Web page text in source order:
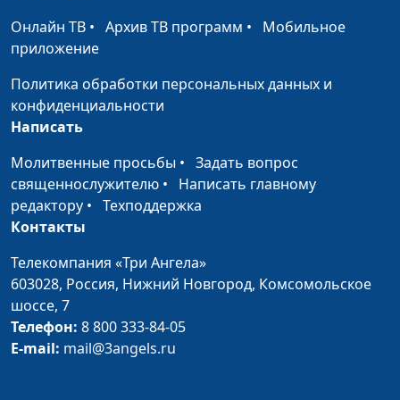
комплименты
Как выбирать
спутника жизни
практический психолог
Как выйти из
позиции жертвы
Караченцева,
практический психолог
Психогигиена: как
укрепить свое
психическое
здоровье
Юлия Синицына, Алина
Страх общения — как
его преодолеть?
Онлайн ТВ • Архив ТВ программ • Мобильное
приложение
Политика обработки персональных данных и
конфиденциальности
Написать
Молитвенные просьбы • Задать вопрос
священнослужителю • Написать главному
редактору • Техподдержка
Контакты
Телекомпания «Три Ангела»
603028, Россия, Нижний Новгород, Комсомольское
шоссе, 7
Телефон: 8 800 333-84-05
E-mail: mail@3angels.ru